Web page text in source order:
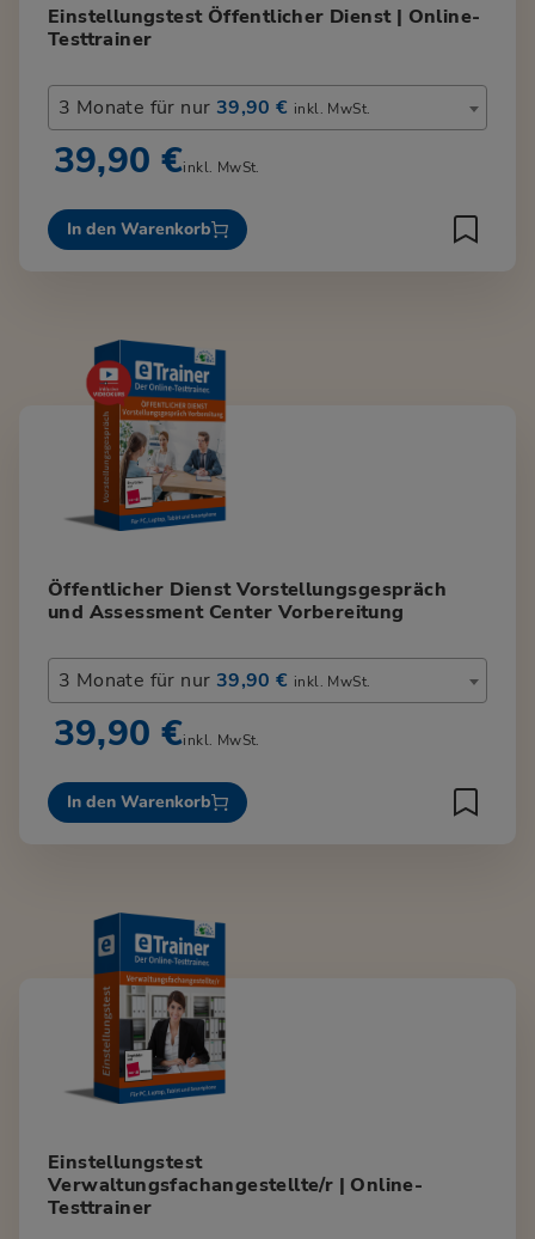
Einstellungstest Öffentlicher Dienst | Online-
Testtrainer
3 Monate für nur 39,90 € inkl. MwSt.
39,90 €inkl. MwSt.
In den Warenkorb
Öffentlicher Dienst Vorstellungsgespräch
und Assessment Center Vorbereitung
3 Monate für nur 39,90 € inkl. MwSt.
39,90 €inkl. MwSt.
In den Warenkorb
Einstellungstest
Verwaltungsfachangestellte/r | Online-
Testtrainer